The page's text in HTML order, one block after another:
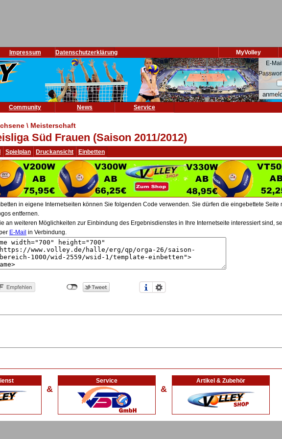
Impressum Datenschutzerklärung
MyVolley
E-
Community News
Service
\ Meisterschaft
Süd Frauen (Saison 2011/2012)
Spielplan Druckansicht Einbetten
in eigene Internetseiten können Sie folgenden Code verwenden. Sie dürfen die eingebettete Seite
entfernen.
an weiteren Möglichkeiten zur Einbindung des Ergebnisdienstes in Ihre Internetseite interessiert sind,
E-Mail in Verbindung.
&
Service
&
Artikel & Zubehör